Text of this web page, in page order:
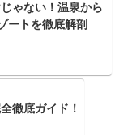
ゃない！温泉から
ートを徹底解剖
徹底ガイド！